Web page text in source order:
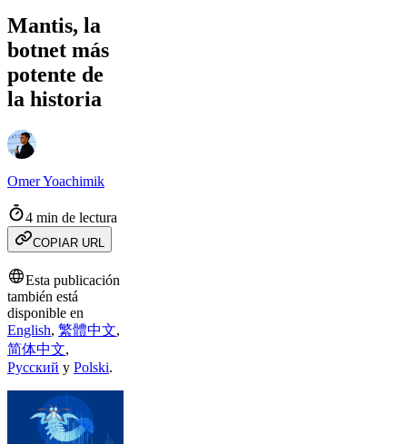
Mantis, la
botnet más
potente de
la historia
Omer Yoachimik
4 min de lectura
COPIAR URL
Esta publicación
también está
disponible en
English, 繁體中文,
简体中文,
Русский y Polski.